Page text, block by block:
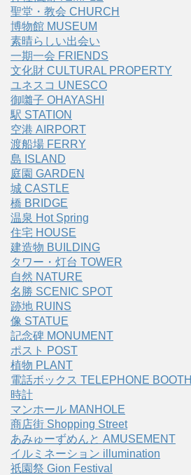
聖堂・教会 CHURCH
博物館 MUSEUM
素晴らしい出会い
一期一会 FRIENDS
文化財 CULTURAL PROPERTY
ユネスコ UNESCO
御囃子 OHAYASHI
駅 STATION
空港 AIRPORT
渡船場 FERRY
島 ISLAND
庭園 GARDEN
城 CASTLE
橋 BRIDGE
温泉 Hot Spring
住宅 HOUSE
建造物 BUILDING
タワー・灯台 TOWER
自然 NATURE
名勝 SCENIC SPOT
跡地 RUINS
像 STATUE
記念碑 MONUMENT
ポスト POST
植物 PLANT
電話ボックス TELEPHONE BOOTH
時計
マンホール MANHOLE
商店街 Shopping Street
あみゅーずめんと AMUSEMENT
イルミネーション illumination
祇園祭 Gion Festival